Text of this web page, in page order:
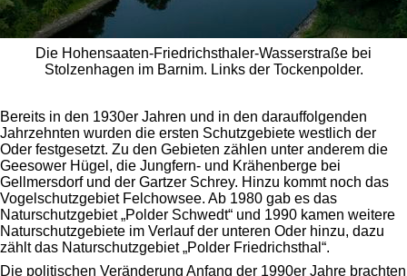
Die Hohensaaten-Friedrichsthaler-Wasserstraße bei
Stolzenhagen im Barnim. Links der Tockenpolder.
Bereits in den 1930er Jahren und in den darauffolgenden
Jahrzehnten wurden die ersten Schutzgebiete westlich der
Oder festgesetzt. Zu den Gebieten zählen unter anderem die
Geesower Hügel, die Jungfern- und Krähenberge bei
Gellmersdorf und der Gartzer Schrey. Hinzu kommt noch das
Vogelschutzgebiet Felchowsee. Ab 1980 gab es das
Naturschutzgebiet „Polder Schwedt“ und 1990 kamen weitere
Naturschutzgebiete im Verlauf der unteren Oder hinzu, dazu
zählt das Naturschutzgebiet „Polder Friedrichsthal“.
Die politischen Veränderung Anfang der 1990er Jahre brachten